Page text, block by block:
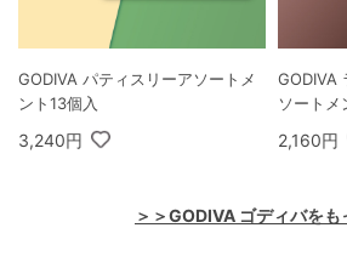
GODIVA パティスリーアソートメ
ント13個入
3,240円
GODIVA
ソートメ
2,160円
＞＞GODIVA ゴディバをも